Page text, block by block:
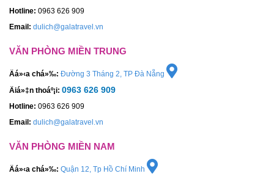
Hotline: 0963 626 909
Email: dulich@galatravel.vn
VĂN PHÒNG MIỀN TRUNG
Äá»‹a chá»‰: Đường 3 Tháng 2, TP Đà Nẵng
Äiá»‡n thoáº¡i: 0963 626 909
Hotline: 0963 626 909
Email: dulich@galatravel.vn
VĂN PHÒNG MIỀN NAM
Äá»‹a chá»‰: Quận 12, Tp Hồ Chí Minh